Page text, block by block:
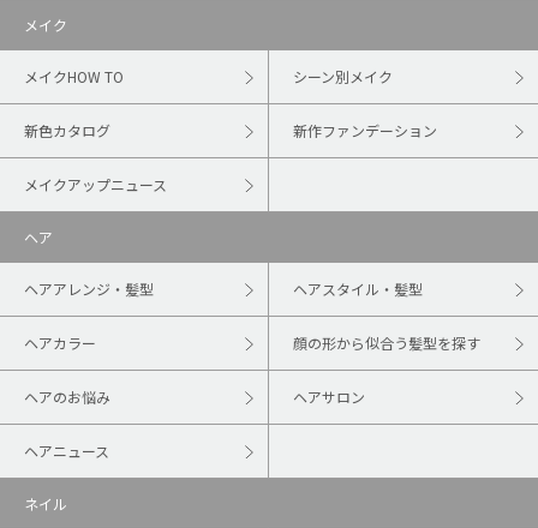
メイク
メイクHOW TO シーン別メイク
新色カタログ 新作ファンデーション
メイクアップニュース
ヘア
ヘアアレンジ・髪型 ヘアスタイル・髪型
ヘアカラー 顔の形から似合う髪型を探す
ヘアのお悩み ヘアサロン
ヘアニュース
ネイル